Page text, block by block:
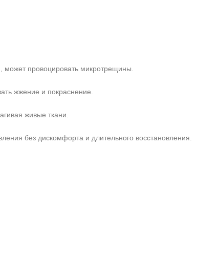
может провоцировать микротрещины.
жжение и покраснение.
живые ткани.
без дискомфорта и длительного восстановления.